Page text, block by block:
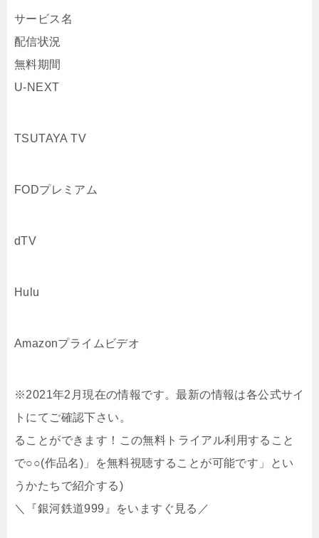
サービス名
配信状況
無料期間
U-NEXT
TSUTAYA TV
FODプレミアム
dTV
Hulu
Amazonプライムビデオ
※2021年2月現在の情報です。最新の情報は各公式サイ
トにてご確認下さい。
ることができます！この無料トライアル利用すること
で○○(作品名)」を無料視聴することが可能です」とい
うかたちで紹介する)
＼『銀河鉄道999』をいますぐ見る／